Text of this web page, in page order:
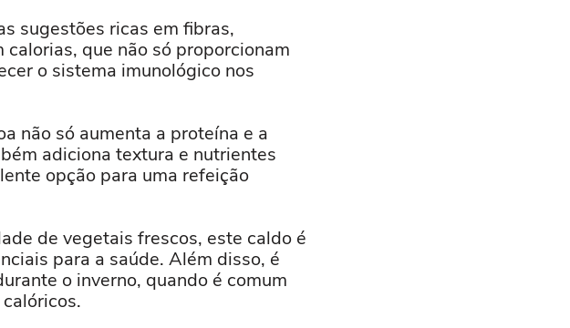
sugestões ricas em fibras,
que não só proporcionam
o sistema imunológico nos
não só aumenta a proteína e a
adiciona textura e nutrientes
opção para uma refeição
de vegetais frescos, este caldo é
para a saúde. Além disso, é
o inverno, quando é comum